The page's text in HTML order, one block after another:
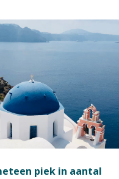
piek in aantal